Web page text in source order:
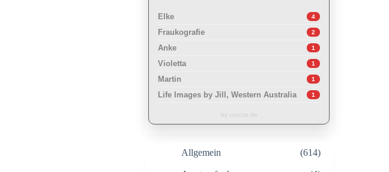
Elke 4
Fraukografie 2
Anke 1
Violetta 1
Martin 1
Life Images by Jill, Western Australia 1
by czoczo.de
Allgemein (614)